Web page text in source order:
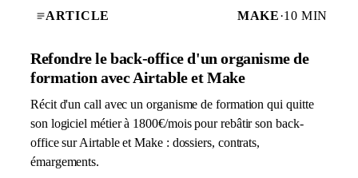
ARTICLE MAKE·10 MIN
Refondre le back-office d'un organisme de
formation avec Airtable et Make
Récit d'un call avec un organisme de formation qui quitte
son logiciel métier à 1800€/mois pour rebâtir son back-
office sur Airtable et Make : dossiers, contrats,
émargements.